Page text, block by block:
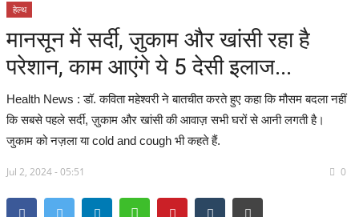
छत्तीसगढ़
All
सरगुजा संभाग
बिलासपुर संभाग
हेल्थ
मानसून में सर्दी, ज़ुकाम और खांसी रहा है
परेशान, काम आएंगे ये 5 देसी इलाज...
Health News : डॉ. कविता महेश्वरी ने बातचीत करते हुए कहा कि मौसम बदला नहीं
कि सबसे पहले सर्दी, ज़ुकाम और खांसी की आवाज़ सभी घरों से आनी लगती है।
जुकाम को नज़ला या cold and cough भी कहते हैं.
Jul 2, 2024 - 05:51 0